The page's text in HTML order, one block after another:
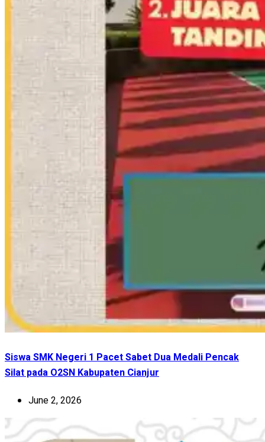
Siswa SMK Negeri 1 Pacet Sabet Dua Medali Pencak
Silat pada O2SN Kabupaten Cianjur
June 2, 2026